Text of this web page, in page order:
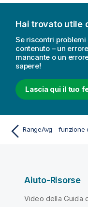
Hai trovato utile
Se riscontri
contenuto – un
mancante o un
sapere!
Lascia qui il tuo
Aiuto-Risorse
Video della Guida